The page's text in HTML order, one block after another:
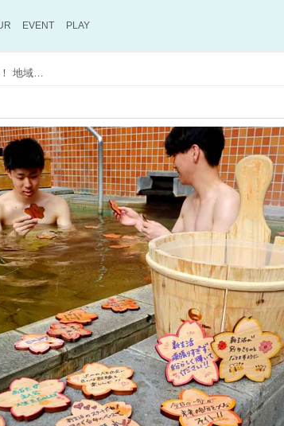
EVENT PLAY
ゴルフ場の廃材が「入浴木」や「ボールペン」に変身！ 地域の技術と連携したセブンハンドレッドCの試み